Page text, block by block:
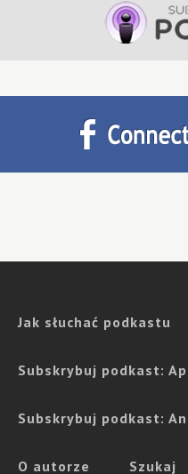
Jak słuchać podkastu
Subskrybuj podkast:
Subskrybuj podkast:
O autorze Szukaj